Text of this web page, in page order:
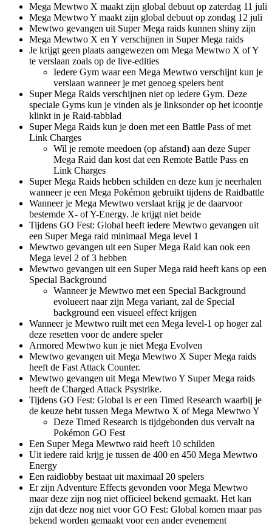
Mega Mewtwo X maakt zijn global debuut op zaterdag 11 juli
Mega Mewtwo Y maakt zijn global debuut op zondag 12 juli
Mewtwo gevangen uit Super Mega raids kunnen shiny zijn
Mega Mewtwo X en Y verschijnen in Super Mega raids
Je krijgt geen plaats aangewezen om Mega Mewtwo X of Y
te verslaan zoals op de live-edities
Iedere Gym waar een Mega Mewtwo verschijnt kun je
verslaan wanneer je met genoeg spelers bent
Super Mega Raids verschijnen niet op iedere Gym. Deze
speciale Gyms kun je vinden als je linksonder op het icoontje
klinkt in je Raid-tabblad
Super Mega Raids kun je doen met een Battle Pass of met
Link Charges
Wil je remote meedoen (op afstand) aan deze Super
Mega Raid dan kost dat een Remote Battle Pass en
Link Charges
Super Mega Raids hebben schilden en deze kun je neerhalen
wanneer je een Mega Pokémon gebruikt tijdens de Raidbattle
Wanneer je Mega Mewtwo verslaat krijg je de daarvoor
bestemde X- of Y-Energy. Je krijgt niet beide
Tijdens GO Fest: Global heeft iedere Mewtwo gevangen uit
een Super Mega raid minimaal Mega level 1
Mewtwo gevangen uit een Super Mega Raid kan ook een
Mega level 2 of 3 hebben
Mewtwo gevangen uit een Super Mega raid heeft kans op een
Special Background
Wanneer je Mewtwo met een Special Background
evolueert naar zijn Mega variant, zal de Special
background een visueel effect krijgen
Wanneer je Mewtwo ruilt met een Mega level-1 op hoger zal
deze resetten voor de andere speler
Armored Mewtwo kun je niet Mega Evolven
Mewtwo gevangen uit Mega Mewtwo X Super Mega raids
heeft de Fast Attack Counter.
Mewtwo gevangen uit Mega Mewtwo Y Super Mega raids
heeft de Charged Attack Psystrike.
Tijdens GO Fest: Global is er een Timed Research waarbij je
de keuze hebt tussen Mega Mewtwo X of Mega Mewtwo Y
Deze Timed Research is tijdgebonden dus vervalt na
Pokémon GO Fest
Een Super Mega Mewtwo raid heeft 10 schilden
Uit iedere raid krijg je tussen de 400 en 450 Mega Mewtwo
Energy
Een raidlobby bestaat uit maximaal 20 spelers
Er zijn Adventure Effects gevonden voor Mega Mewtwo
maar deze zijn nog niet officieel bekend gemaakt. Het kan
zijn dat deze nog niet voor GO Fest: Global komen maar pas
bekend worden gemaakt voor een ander evenement